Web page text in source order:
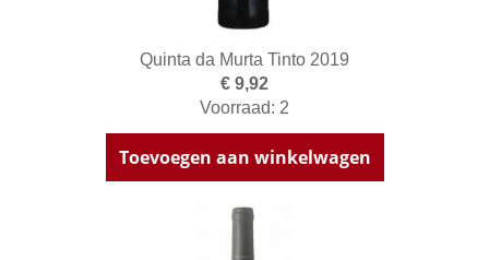
Quinta da Murta Tinto 2019
€ 9,92
Voorraad: 2
Toevoegen aan winkelwagen